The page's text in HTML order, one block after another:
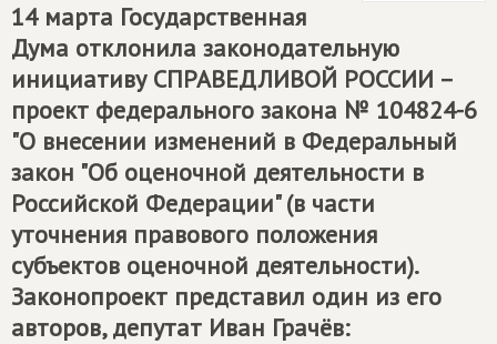
14 марта Государственная
Дума отклонила законодательную
инициативу СПРАВЕДЛИВОЙ РОССИИ –
проект федерального закона № 104824-6
"О внесении изменений в Федеральный
закон "Об оценочной деятельности в
Российской Федерации" (в части
уточнения правового положения
субъектов оценочной деятельности).
Законопроект представил один из его
авторов, депутат Иван Грачёв: